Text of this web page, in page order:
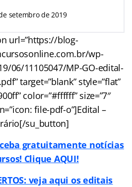
setembro de 2019
url=”https://blog-
wp-
06/11105047/MP-GO-edital-
target=”blank” style=”flat”
color=”#ffffff” size=”7″
file-pdf-o”]Edital –
su_button]
gratuitamente notícias
Clique AQUI!
veja aqui os editais